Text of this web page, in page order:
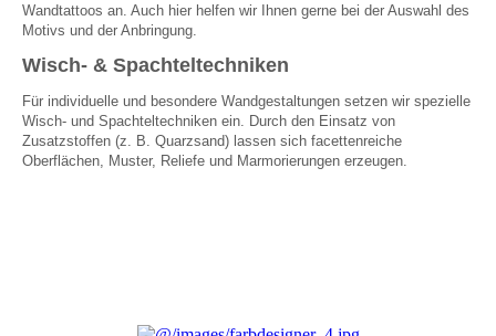
Wandtattoos an. Auch hier helfen wir Ihnen gerne bei der Auswahl des
Motivs und der Anbringung.
Wisch- & Spachteltechniken
Für individuelle und besondere Wandgestaltungen setzen wir spezielle
Wisch- und Spachteltechniken ein. Durch den Einsatz von
Zusatzstoffen (z. B. Quarzsand) lassen sich facettenreiche
Oberflächen, Muster, Reliefe und Marmorierungen erzeugen.